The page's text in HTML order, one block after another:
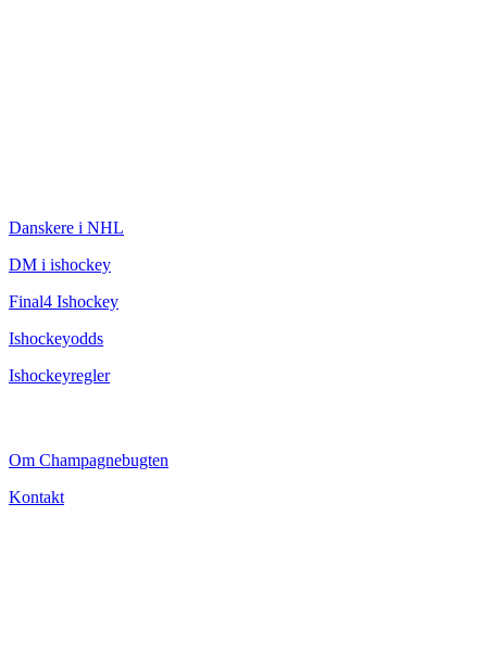
Danskere i NHL
DM i ishockey
Final4 Ishockey
Ishockeyodds
Ishockeyregler
Om Champagnebugten
Kontakt